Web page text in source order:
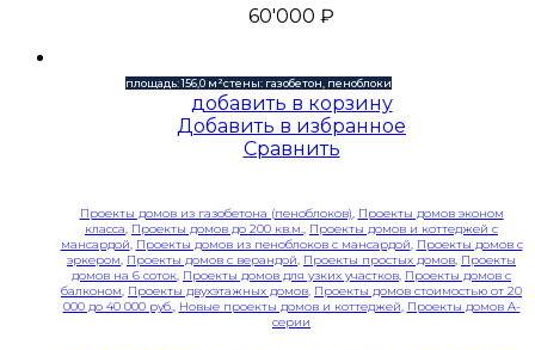
60'000 ₽
площадь: 156,0 м²стены: газобетон, пеноблоки
добавить в корзину
Добавить в избранное
Сравнить
Проекты домов из газобетона (пеноблоков), Проекты домов эконом
класса, Проекты домов до 200 кв.м., Проекты домов и коттеджей с
мансардой, Проекты домов из пеноблоков с мансардой, Проекты домов с
эркером, Проекты домов с верандой, Проекты простых домов, Проекты
домов на 6 соток, Проекты домов для узких участков, Проекты домов с
балконом, Проекты двухэтажных домов, Проекты домов стоимостью от 20
000 до 40 000 руб., Новые проекты домов и коттеджей, Проекты домов A-
серии